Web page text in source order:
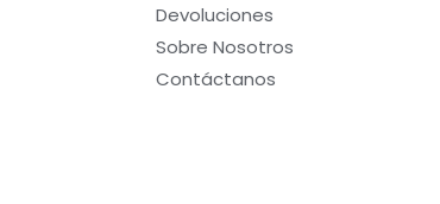
Devoluciones
Sobre Nosotros
Contáctanos